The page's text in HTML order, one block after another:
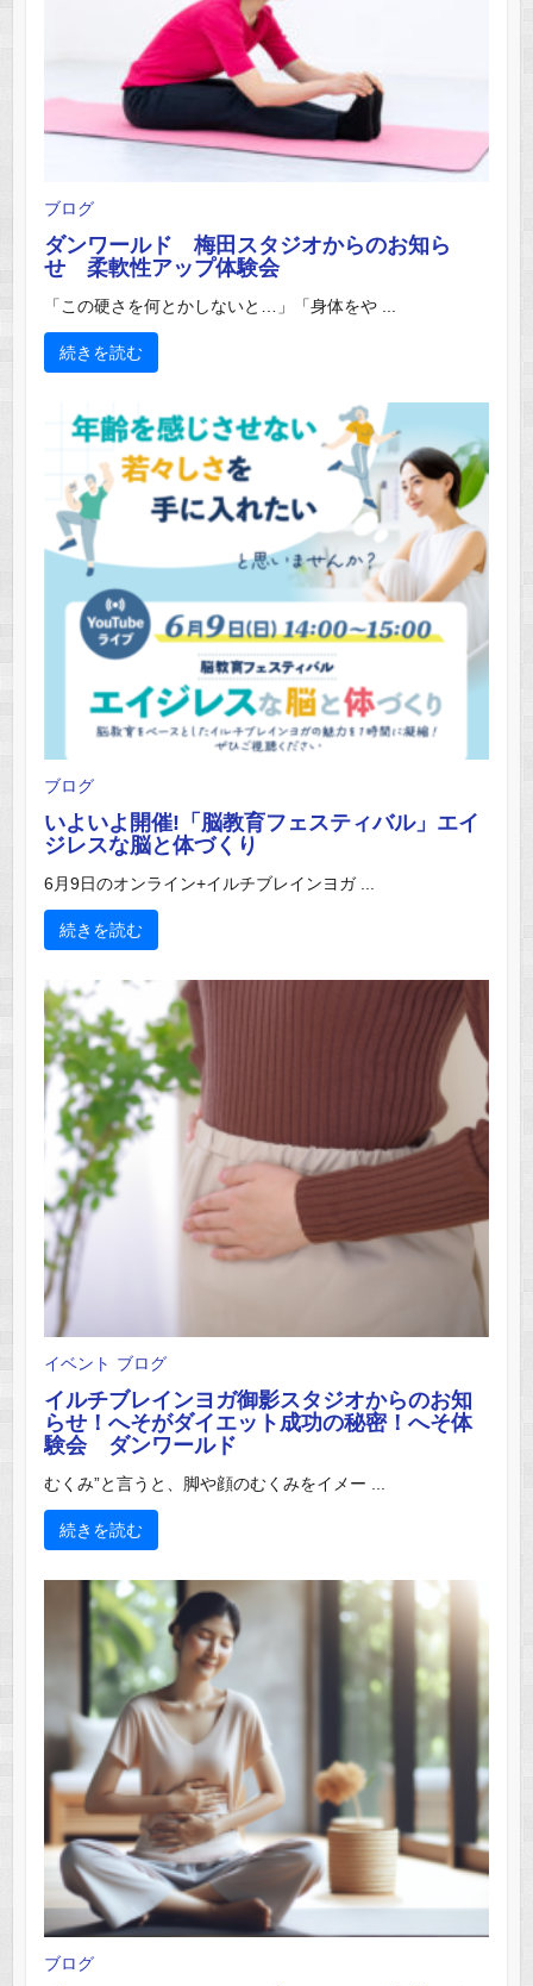
ブログ
ダンワールド 梅田スタジオからのお知ら
せ 柔軟性アップ体験会
「この硬さを何とかしないと…」「身体をや ...
続きを読む
ブログ
いよいよ開催!「脳教育フェスティバル」エイ
ジレスな脳と体づくり
6月9日のオンライン+イルチブレインヨガ ...
続きを読む
イベント ブログ
イルチブレインヨガ御影スタジオからのお知
らせ！へそがダイエット成功の秘密！へそ体
験会 ダンワールド
むくみ”と言うと、脚や顔のむくみをイメー ...
続きを読む
ブログ